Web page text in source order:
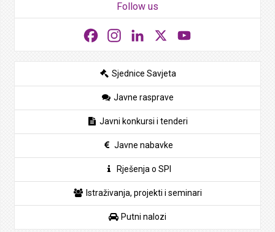
Follow us
FacebookInstagramLinkedIn
Sjednice Savjeta
Javne rasprave
Javni konkursi i tenderi
Javne nabavke
Rješenja o SPI
Istraživanja, projekti i seminari
Putni nalozi